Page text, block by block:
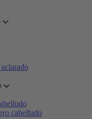
cabelludo